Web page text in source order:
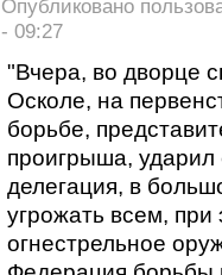
Опубликовано
- 09:27
"Вчера, во дворце
Осколе, на
борьбе,
проигрыша, ударил
делегация, в
угрожать всем,
огнестрельное